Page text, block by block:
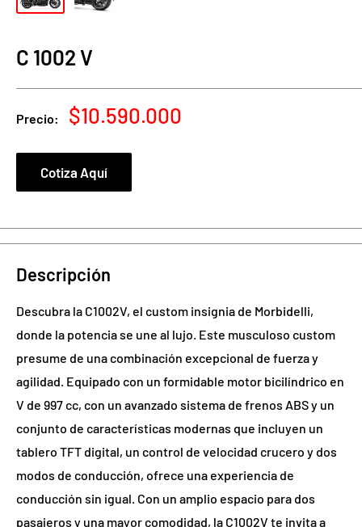
C 1002 V
Precio:
Precio
venta
$10.590.000
Cotiza Aquí
Descripción
Descubra la C1002V, el custom insignia de Morbidelli,
donde la potencia se une al lujo. Este musculoso custom
presume de una combinación excepcional de fuerza y
agilidad. Equipado con un formidable motor bicilíndrico en
V de 997 cc, con un avanzado sistema de frenos ABS y un
conjunto de características modernas que incluyen un
tablero TFT digital, un control de velocidad crucero y dos
modos de conducción, ofrece una experiencia de
conducción sin igual. Con un amplio espacio para dos
pasajeros y una mayor comodidad, la C1002V te invita a